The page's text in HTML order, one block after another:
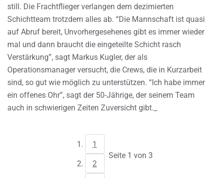
still. Die Frachtflieger verlangen dem dezimierten
Schichtteam trotzdem alles ab. “Die Mannschaft ist quasi
auf Abruf bereit, Unvorhergesehenes gibt es immer wieder
mal und dann braucht die eingeteilte Schicht rasch
Verstärkung”, sagt Markus Kugler, der als
Operationsmanager versucht, die Crews, die in Kurzarbeit
sind, so gut wie möglich zu unterstützen. “Ich habe immer
ein offenes Ohr”, sagt der 50-Jährige, der seinem Team
auch in schwierigen Zeiten Zuversicht gibt._
1
2
Seite 1 von 3